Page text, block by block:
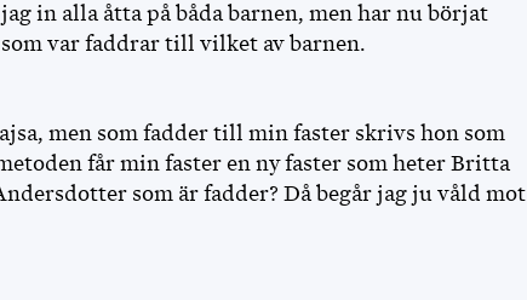
in alla åtta på båda barnen, men har nu börjat
var faddrar till vilket av barnen.
men som fadder till min faster skrivs hon som
får min faster en ny faster som heter Britta
som är fadder? Då begår jag ju våld mot